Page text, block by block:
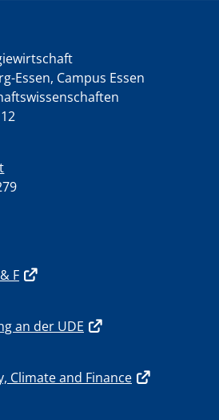
Essen, Campus Essen
F
an der UDE
Climate and Finance